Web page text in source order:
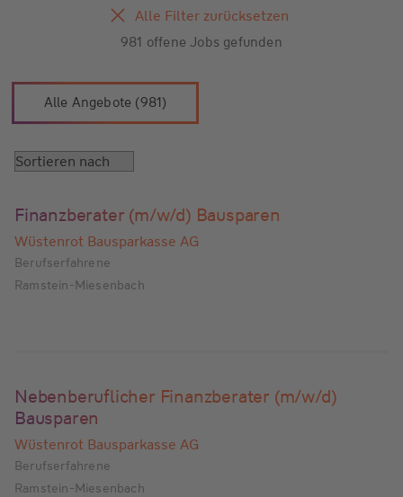
Alle Filter zurücksetzen
981 offene Jobs gefunden
Alle Angebote (981)
Finanzberater (m/w/d) Bausparen
Wüstenrot Bausparkasse AG
Berufserfahrene
Ramstein-Miesenbach
Nebenberuflicher Finanzberater (m/w/d)
Bausparen
Wüstenrot Bausparkasse AG
Berufserfahrene
Ramstein-Miesenbach